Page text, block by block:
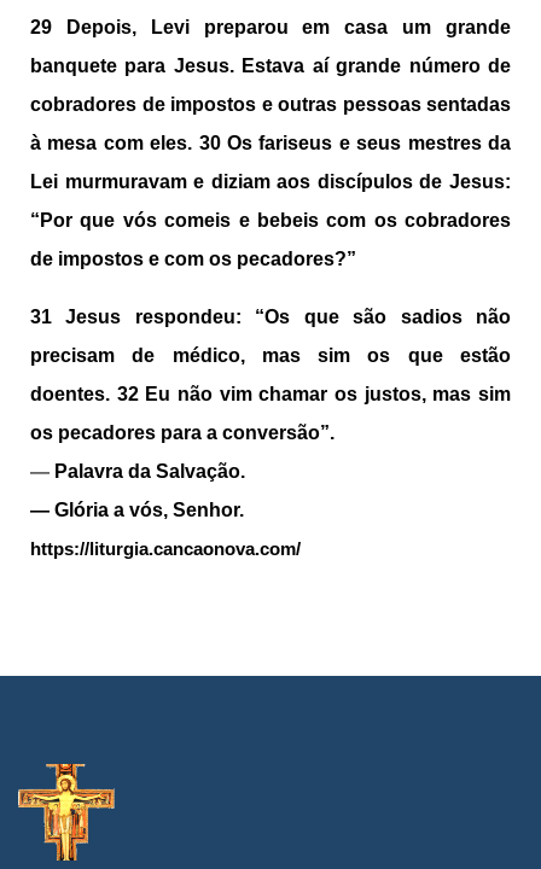
29
Depois, Levi preparou em casa um grande
banquete para Jesus. Estava aí grande número de
cobradores de impostos e outras pessoas sentadas
à mesa com eles. 30Os fariseus e seus mestres da
Lei murmuravam e diziam aos discípulos de Jesus:
“Por que vós comeis e bebeis com os cobradores
de impostos e com os pecadores?”
31Jesus respondeu: “Os que são sadios não
precisam de médico, mas sim os que estão
doentes. 32 Eu não vim chamar os justos, mas sim
os pecadores para a conversão”.
— Palavra da Salvação.
— Glória a vós, Senhor.
https://liturgia.cancaonova.com/